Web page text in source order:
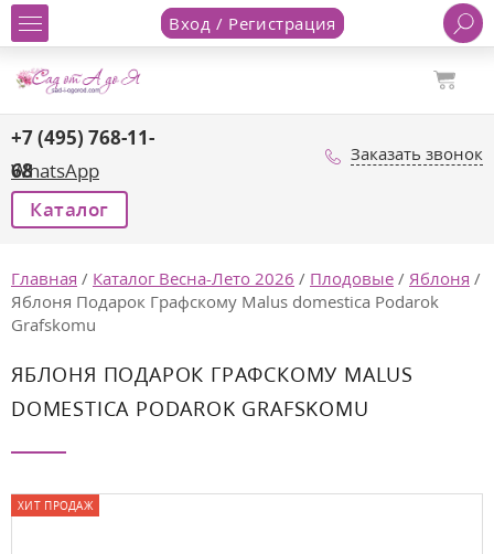
Вход / Регистрация
+7 (495) 768-11-
68
WhatsApp
Заказать звонок
Каталог
Главная / Каталог Весна-Лето 2026 / Плодовые / Яблоня /
Яблоня Подарок Графскому Malus domestica Podarok
Grafskomu
ЯБЛОНЯ ПОДАРОК ГРАФСКОМУ MALUS
DOMESTICA PODAROK GRAFSKOMU
ХИТ ПРОДАЖ